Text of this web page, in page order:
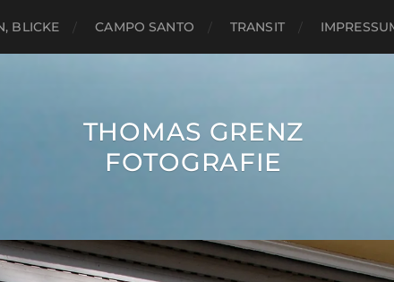
BLICKE CAMPO SANTO TRANSIT
THOMAS GRENZ
FOTOGRAFIE